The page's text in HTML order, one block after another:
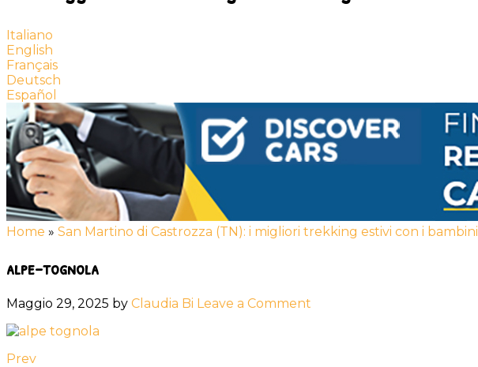
Italiano
English
Français
Deutsch
Español
Home » San Martino di Castrozza (TN): i migliori trekking estivi con i bambini
alpe-tognola
Maggio 29, 2025 by Claudia Bi Leave a Comment
Prev